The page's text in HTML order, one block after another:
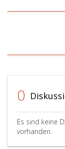
0
Es sind keine
vorhanden.